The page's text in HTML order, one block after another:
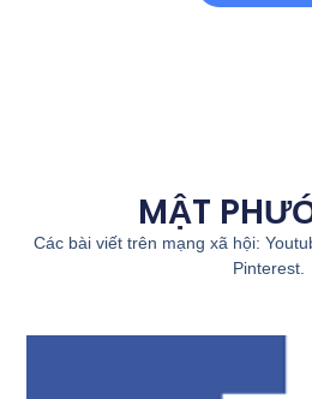
MẬT
Các bài viết trên mạng xã hội:
Pinterest.